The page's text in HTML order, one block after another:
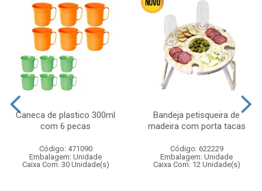
Caneca de plastico 300ml
com 6 pecas
Código: 471090
Embalagem: Unidade
Caixa Com: 30 Unidade(s)
Bandeja petisqueira de
madeira com porta tacas
Código: 622229
Embalagem: Unidade
Caixa Com: 12 Unidade(s)